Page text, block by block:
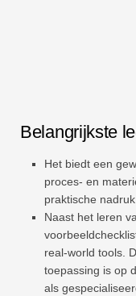
Belangrijkste
Het biedt een
proces- en
praktische
Naast het leren
real-world tools.
toepassing is op
als